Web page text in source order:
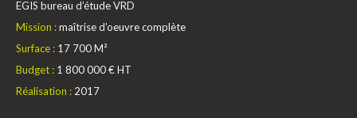
EGIS bureau d’étude VRD
Mission :maîtrise d’oeuvre complète
Surface : 17 700 M²
Budget : 1 800 000 € HT
Réalisation : 2017